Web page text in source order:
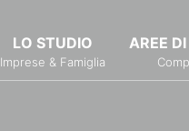
LO STUDIO
Imprese & Famiglia
AREE